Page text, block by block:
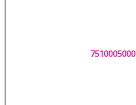
7510005000